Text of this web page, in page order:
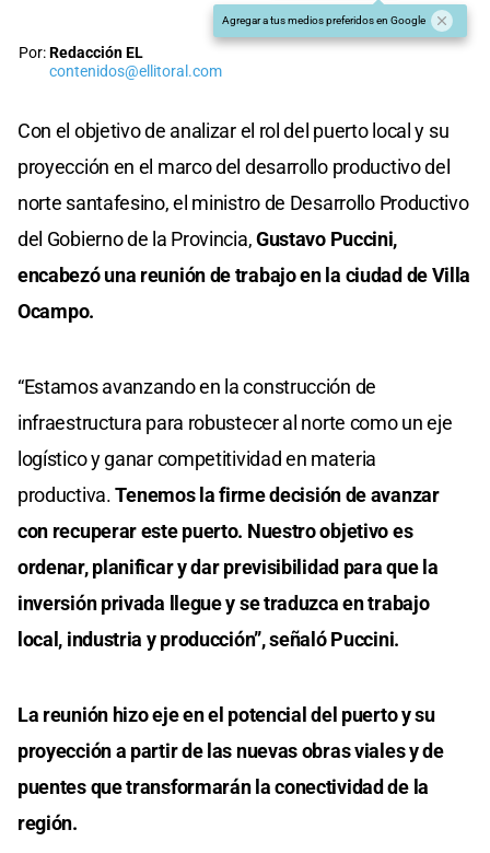
Agregar a tus medios preferidos en Google
Por:Redacción EL
contenidos@ellitoral.com
Con el objetivo de analizar el rol del puerto local y su
proyección en el marco del desarrollo productivo del
norte santafesino, el ministro de Desarrollo Productivo
del Gobierno de la Provincia,Gustavo Puccini,
encabezó una reunión de trabajo en la ciudad de Villa
Ocampo.
“Estamos avanzando en la construcción de
infraestructura para robustecer al norte como un eje
logístico y ganar competitividad en materia
productiva.Tenemos la firme decisión de avanzar
con recuperar este puerto. Nuestro objetivo es
ordenar, planificar y dar previsibilidad para que la
inversión privada llegue y se traduzca en trabajo
local, industria y producción”, señaló Puccini.
La reunión hizo eje en el potencial del puerto y su
proyección a partir de las nuevas obras viales y de
puentes que transformarán la conectividad de la
región.